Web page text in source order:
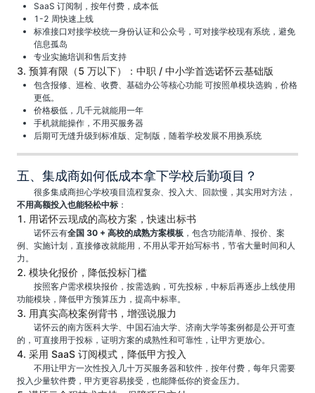
SaaS 订阅制，按年付费，成本低
1-2 周快速上线
标准接口对接学校统一身份认证和公众号，可对接学校现有系统，避免
信息孤岛
专业实施培训和售后支持
3. 预算有限（5 万以下）：中职 / 中小学首选诺怀云基础版
包含报修、巡检、收费、基础办公等核心功能 可按照单模块选购，价格
更低。
价格极低，几千元就能用一年
手机就能操作，不用买服务器
后期可无缝升级到标准版、定制版，随着学校发展不用换系统
五、集成商如何低成本拿下学校后勤项目？
很多集成商担心学校项目流程复杂、投入大、回款慢，其实用对方法，
不用高额投入也能轻松中标 ：
1. 用诺怀云现成的高校方案，快速出标书
诺怀云有全国 30 + 高校的成熟方案模板 ，包含功能清单、报价、案
例、实施计划，直接修改就能用，不用从零开始写标书，节省大量时间和人
力。
2. 模块化报价，降低投标门槛
按照客户需求模块报价，按需选购，可先投标，中标后再逐步上线使用
功能模块，降低甲方预算压力，提高中标率。
3. 用真实高校案例背书，增强说服力
诺怀云的南方医科大学、中国石油大学、济南大学等案例都是公开可查
的，可直接用于投标，证明方案的成熟性和可靠性，让甲方更放心。
4. 采用 SaaS 订阅模式，降低甲方投入
不用让甲方一次性投入几十万买服务器和软件，按年付费，每年只需要
投入少量软件费，甲方更容易接受，也能降低你的资金压力。